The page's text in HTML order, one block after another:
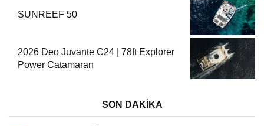
SUNREEF 50
2026 Deo Juvante C24 | 78ft Explorer
Power Catamaran
SON DAKİKA